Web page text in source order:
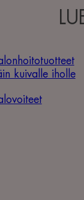
kuivalle iholle